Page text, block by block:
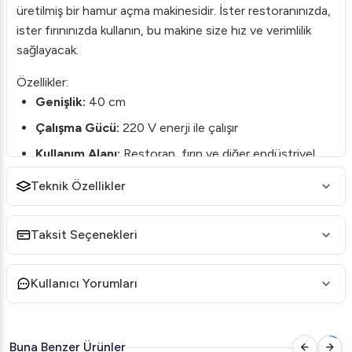
üretilmiş bir hamur açma makinesidir. İster restoranınızda,
ister fırınınızda kullanın, bu makine size hız ve verimlilik
sağlayacak.
Özellikler:
Genişlik: 40 cm
Çalışma Gücü: 220 V enerji ile çalışır
Kullanım Alanı:Restoran, fırın ve diğer endüstriyel
Neden Viber VHE.HAK.40Y Tercih Etmelisiniz?
hamur açma makinesi, uzun ömürlü kullanım garantisi
sunar.
Kullanım Kolaylığı:
Kullanıcı dostu tasarımı ile hızlı ve
220 V ile çalışarak enerji tasarrufu
Teknik Özellikler
Taksit Seçenekleri
Kullanıcı Yorumları
Buna Benzer Ürünler